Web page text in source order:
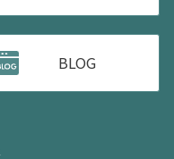
BLOG